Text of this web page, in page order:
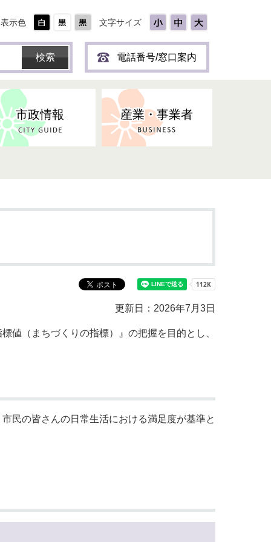
表示色 文字サイズ
電話番号/窓口案内
道路・交通・公園・都市計画
り
スク
戦傷・戦没者
市政情報
選挙
市の窓口一覧
オープンデータ
産業・事業者
商工業
更新日：2026年7月3日
値（まちづくりの指標）』の把握を目的とし、
民の皆さんの日常生活における満足度が基準と